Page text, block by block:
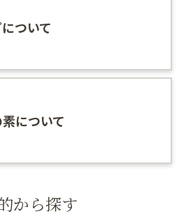
ついて
について
から探す